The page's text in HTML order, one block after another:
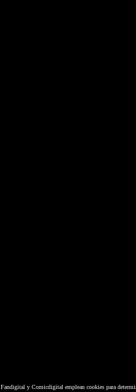
Fandigital y Comicdigital emplean cookies para